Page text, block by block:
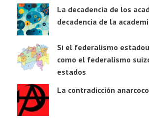
La decadencia de los
decadencia de la
Si el federalismo
como el federalismo
estados
La contradicción